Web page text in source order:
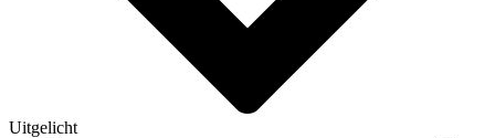
Uitgelicht